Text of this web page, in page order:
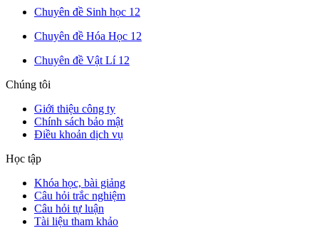
Chuyên đề Sinh học 12
Chuyên đề Hóa Học 12
Chuyên đề Vật Lí 12
Chúng tôi
Giới thiệu công ty
Chính sách bảo mật
Điều khoản dịch vụ
Học tập
Khóa học, bài giảng
Câu hỏi trắc nghiệm
Câu hỏi tự luận
Tài liệu tham khảo